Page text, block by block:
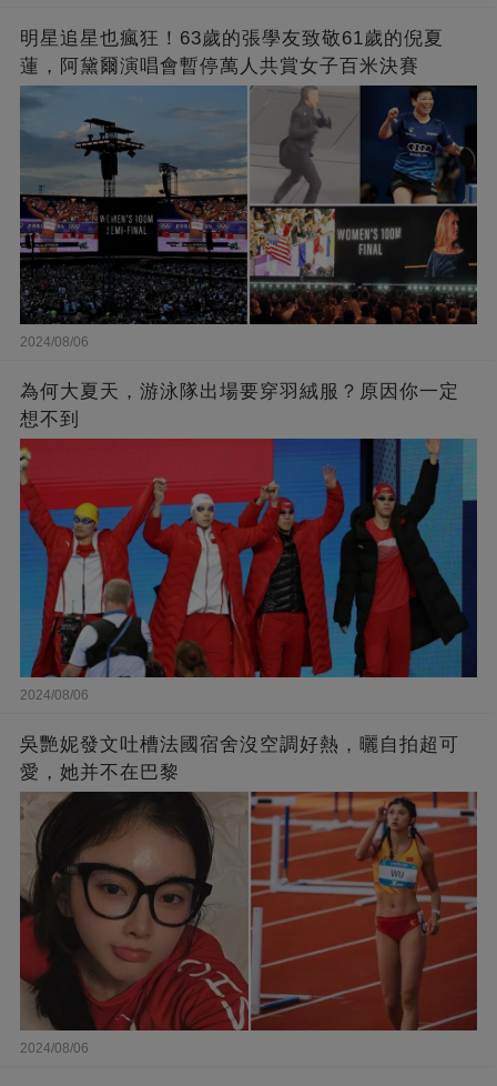
明星追星也瘋狂！63歲的張學友致敬61歲的倪夏
蓮，阿黛爾演唱會暫停萬人共賞女子百米決賽
2024/08/06
為何大夏天，游泳隊出場要穿羽絨服？原因你一定
想不到
2024/08/06
吳艷妮發文吐槽法國宿舍沒空調好熱，曬自拍超可
愛，她并不在巴黎
2024/08/06